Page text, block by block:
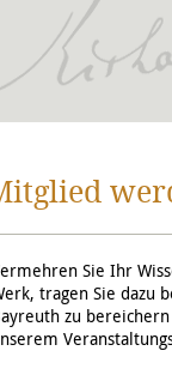
Sie Ihr
tragen Sie dazu
zu